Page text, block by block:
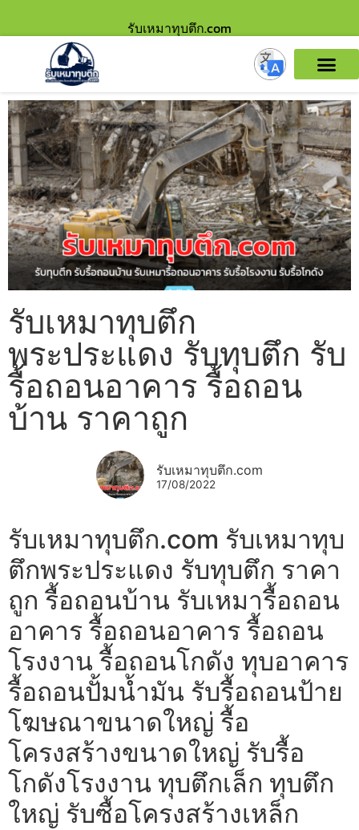
รับเหมาทุบตึก.com
รับเหมาทุบตึก
พระประแดง รับทุบตึก รับ
รื้อถอนอาคาร รื้อถอน
บ้าน ราคาถูก
รับเหมาทุบตึก.com
17/08/2022
รับเหมาทุบตึก.com รับเหมาทุบ
ตึกพระประแดง รับทุบตึก ราคา
ถูก รื้อถอนบ้าน รับเหมารื้อถอน
อาคาร รื้อถอนอาคาร รื้อถอน
โรงงาน รื้อถอนโกดัง ทุบอาคาร
รื้อถอนปั้มน้ำมัน รับรื้อถอนป้าย
โฆษณาขนาดใหญ่ รื้อ
โครงสร้างขนาดใหญ่ รับรื้อ
โกดังโรงงาน ทุบตึกเล็ก ทุบตึก
ใหญ่ รับซื้อโครงสร้างเหล็ก